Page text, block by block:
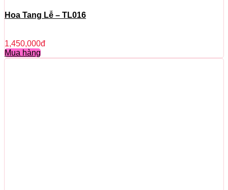
Hoa Tang Lễ – TL016
1,450,000đ
Mua hàng